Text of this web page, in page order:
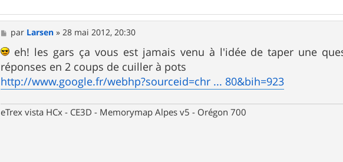
M
e
s
a
g
e
par Larsen » 28 mai 2012, 20:30
eh! les gars ça vous est jamais venu à l'idée de taper une
réponses en 2 coups de cuiller à pots
http://www.google.fr/webhp?sourceid=chr ... 80&bih=923
eTrex vista HCx - CE3D - Memorymap Alpes v5 - Orégon 700